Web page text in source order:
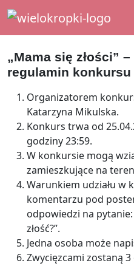
Main Navigation
„Mama się złości”
regulamin konkursu
Organizatorem
Katarzyna Mikulska.
Konkurs trwa od
godziny 23:59.
W konkursie mogą
zamieszkujące na
Warunkiem udziału w
komentarzu pod
odpowiedzi na
złość?”.
Jedna osoba może
Zwycięzcami zostaną